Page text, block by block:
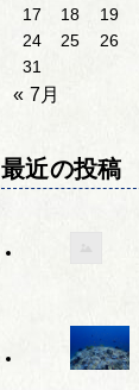
17
18 19
24
25 26
31
« 7月
最近の投稿